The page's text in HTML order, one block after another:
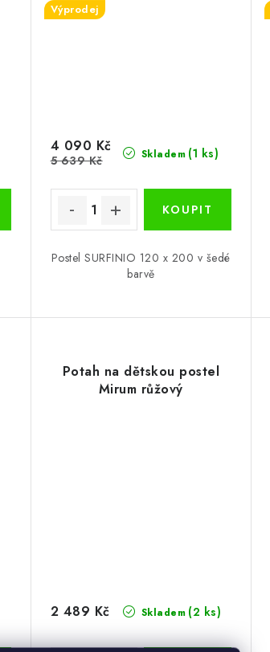
Výprodej
Skladem (1 ks)
4 090 Kč
5 639 Kč
Postel SURFINIO 120 x 200 v šedé
barvě
Potah na dětskou postel
Mirum růžový
Skladem (2 ks)
2 489 Kč